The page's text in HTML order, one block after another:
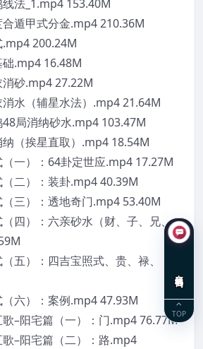
法_1.mp4 153.40M
遁甲式分金.mp4 210.36M
200.24M
.mp4 16.48M
砂.mp4 27.22M
水（辅星水法）.mp4 21.64M
局消纳砂水.mp4 103.47M
（挨星直取）.mp4 18.54M
一）：64卦定世应.mp4 17.27M
二）：装卦.mp4 40.39M
三）：透地奇门.mp4 53.40M
四）：六亲砂水（财、子、兄、
五）：四吉宝照式、贵、禄、
六）：案例.mp4 47.93M
–阳宅篇（一）：门.mp4 76.77M
–阳宅篇（二）：路.mp4
TOP